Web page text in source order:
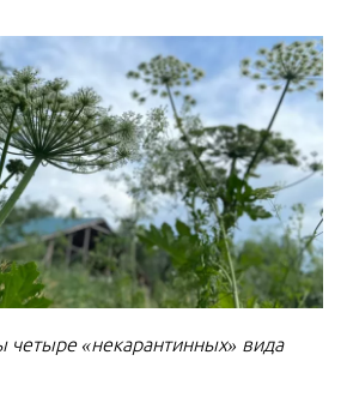
четыре «некарантинных» вида